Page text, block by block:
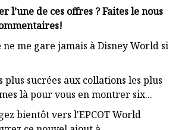
l’une de ces offres ? Faites le nous
me gare jamais à Disney World si
plus sucrées aux collations les plus
là pour vous en montrer six...
bientôt vers l'EPCOT World